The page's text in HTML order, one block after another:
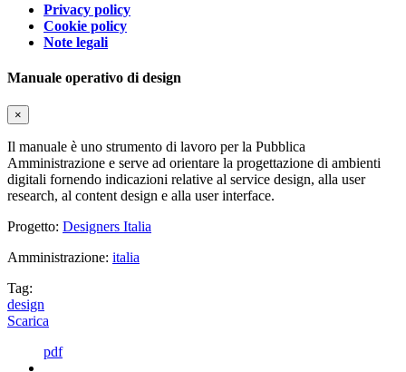
Privacy policy
Cookie policy
Note legali
Manuale operativo di design
×
Il manuale è uno strumento di lavoro per la Pubblica
Amministrazione e serve ad orientare la progettazione di ambienti
digitali fornendo indicazioni relative al service design, alla user
research, al content design e alla user interface.
Progetto: Designers Italia
Amministrazione: italia
Tag:
design
Scarica
pdf